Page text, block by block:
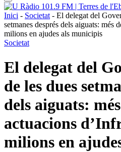
Inici - Societat - El delegat del
setmanes després dels aiguats: més
milions en ajudes als municipis
Societat
El delegat del
de les dues
dels aiguats:
actuacions
milions en